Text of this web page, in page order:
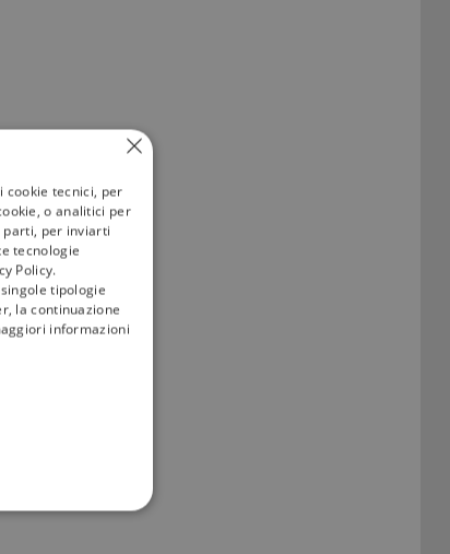
cookie tecnici, per
o analitici per
per inviarti
tecnologie
Policy.
tipologie
la continuazione
informazioni